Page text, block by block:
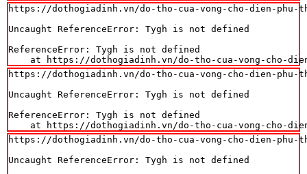
https://dothogiadinh.vn/do-tho-cua-vong-cho-dien-phu-
Uncaught ReferenceError: Tygh is not defined
ReferenceError: Tygh is not defined
at https://dothogiadinh.vn/do-tho-cua-vong-cho-
https://dothogiadinh.vn/do-tho-cua-vong-cho-dien-phu-
Uncaught ReferenceError: Tygh is not defined
ReferenceError: Tygh is not defined
at https://dothogiadinh.vn/do-tho-cua-vong-cho-
https://dothogiadinh.vn/do-tho-cua-vong-cho-dien-phu-
Uncaught ReferenceError: Tygh is not defined